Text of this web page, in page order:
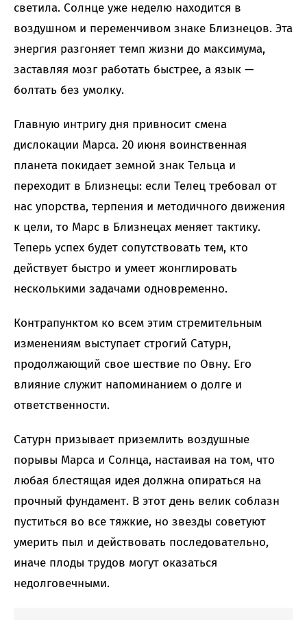
светила. Солнце уже неделю находится в
воздушном и переменчивом знаке Близнецов. Эта
энергия разгоняет темп жизни до максимума,
заставляя мозг работать быстрее, а язык —
болтать без умолку.
Главную интригу дня привносит смена
дислокации Марса. 20 июня воинственная
планета покидает земной знак Тельца и
переходит в Близнецы: если Телец требовал от
нас упорства, терпения и методичного движения
к цели, то Марс в Близнецах меняет тактику.
Теперь успех будет сопутствовать тем, кто
действует быстро и умеет жонглировать
несколькими задачами одновременно.
Контрапунктом ко всем этим стремительным
изменениям выступает строгий Сатурн,
продолжающий свое шествие по Овну. Его
влияние служит напоминанием о долге и
ответственности.
Сатурн призывает приземлить воздушные
порывы Марса и Солнца, настаивая на том, что
любая блестящая идея должна опираться на
прочный фундамент. В этот день велик соблазн
пуститься во все тяжкие, но звезды советуют
умерить пыл и действовать последовательно,
иначе плоды трудов могут оказаться
недолговечными.